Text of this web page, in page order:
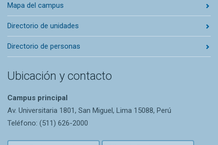
Mapa del campus
Directorio de unidades
Directorio de personas
Ubicación y contacto
Campus principal
Av. Universitaria 1801, San Miguel, Lima 15088, Perú
Teléfono: (511) 626-2000